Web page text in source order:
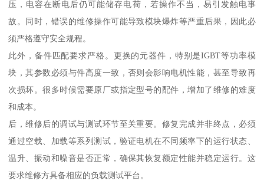
压，电容在断电后仍可能储存电荷，若操作不当，易引发触电事
故。同时，错误的维修操作可能导致模块爆炸等严重后果，因此必
须严格遵守安全规程。
此外，备件匹配要求严格。更换的元器件，特别是IGBT等功率模
块，其参数必须与件高度一致，否则会影响电机性能，甚至导致再
次损坏。很多时候需要原厂或指定型号的配件，增加了维修的难度
和成本。
后，维修后的调试与测试环节至关重要。修复完成并非终点，必须
通过空载、加载等系列测试，验证电机在不同频率下的运行状态、
温升、振动和噪音是否正常，确保其恢复额定性能并稳定运行。这
要求维修方具备相应的负载测试平台。